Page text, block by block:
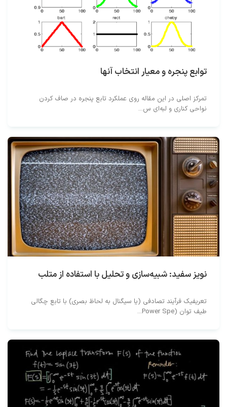
توابع پنجره و معیار انتخاب آنها
تمرکز اصلی در این مقاله روی عملکرد تابع پنجره در صاف کردن
نواحی کناری و لبه‌ای س...
نویز سفید: شبیه‌سازی و تحلیل با استفاده از متلب
تعریفیک فرآیند تصادفی (یا سیگنال به لحاظ بصری) با تابع چگالی
طیف توان (Power Spe...